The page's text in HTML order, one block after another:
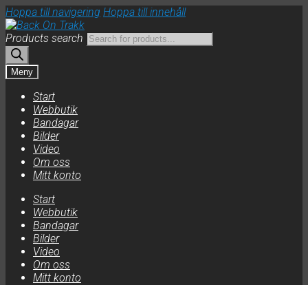
Hoppa till navigering Hoppa till innehåll
Products search
Meny
Start
Webbutik
Bandagar
Bilder
Video
Om oss
Mitt konto
Start
Webbutik
Bandagar
Bilder
Video
Om oss
Mitt konto